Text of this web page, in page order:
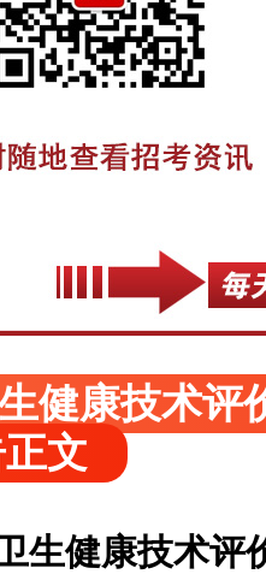
健康技术评
文
生健康技术评